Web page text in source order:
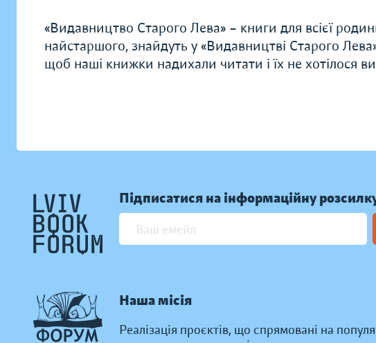
«Видавництво Старого Лева» – книги для всієї
найстаршого, знайдуть у «Видавництві Старого
щоб наші книжки надихали читати і їх не хотілося
Підписатися на інформаційну
Наша місія
Реалізація проєктів, що спрямовані на